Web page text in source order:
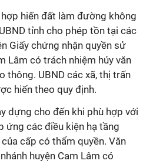
hiến đất làm đường không
tỉnh cho phép tồn tại các
Giấy chứng nhận quyền sử
Lâm có trách nhiệm hủy văn
thông. UBND các xã, thị trấn
hiến theo quy định.
dựng cho đến khi phù hợp với
ứng các điều kiện hạ tầng
cấp có thẩm quyền. Văn
huyện Cam Lâm có